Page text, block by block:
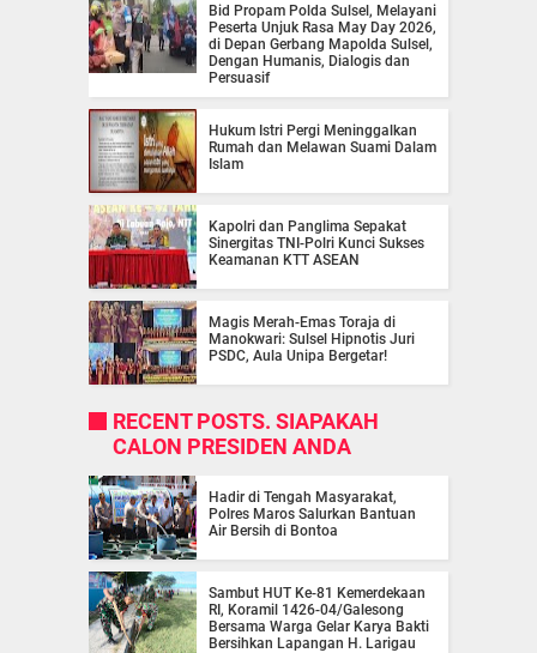
Bid Propam Polda Sulsel, Melayani
Peserta Unjuk Rasa May Day 2026,
di Depan Gerbang Mapolda Sulsel,
Dengan Humanis, Dialogis dan
Persuasif
Hukum Istri Pergi Meninggalkan
Rumah dan Melawan Suami Dalam
Islam
Kapolri dan Panglima Sepakat
Sinergitas TNI-Polri Kunci Sukses
Keamanan KTT ASEAN
Magis Merah-Emas Toraja di
Manokwari: Sulsel Hipnotis Juri
PSDC, Aula Unipa Bergetar!
RECENT POSTS. SIAPAKAH
CALON PRESIDEN ANDA
Hadir di Tengah Masyarakat,
Polres Maros Salurkan Bantuan
Air Bersih di Bontoa
Sambut HUT Ke-81 Kemerdekaan
RI, Koramil 1426-04/Galesong
Bersama Warga Gelar Karya Bakti
Bersihkan Lapangan H. Larigau